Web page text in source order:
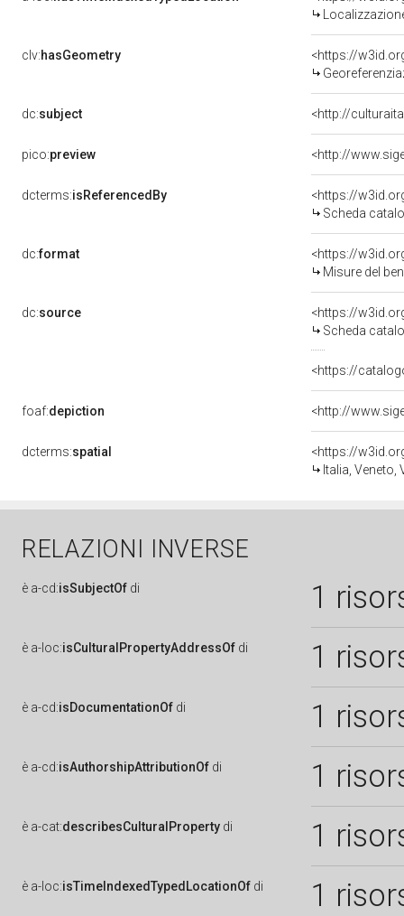
clv:hasGeometry
<https://
dc:subject <http://
pico:preview
dcterms:isReferencedBy
<https://
Scheda
dc:format
<https://
Misure del
dc:source
<https://
Scheda
<https://
foaf:depiction
dcterms:spatial
<https://
Italia, Veneto,
RELAZIONI INVERSE
è a-cd:isSubjectOf di 1
è a-loc:isCulturalPropertyAddressOf di 1
è a-cd:isDocumentationOf di 1
è a-cd:isAuthorshipAttributionOf di 1
è a-cat:describesCulturalProperty di 1
è a-loc:isTimeIndexedTypedLocationOf di 1